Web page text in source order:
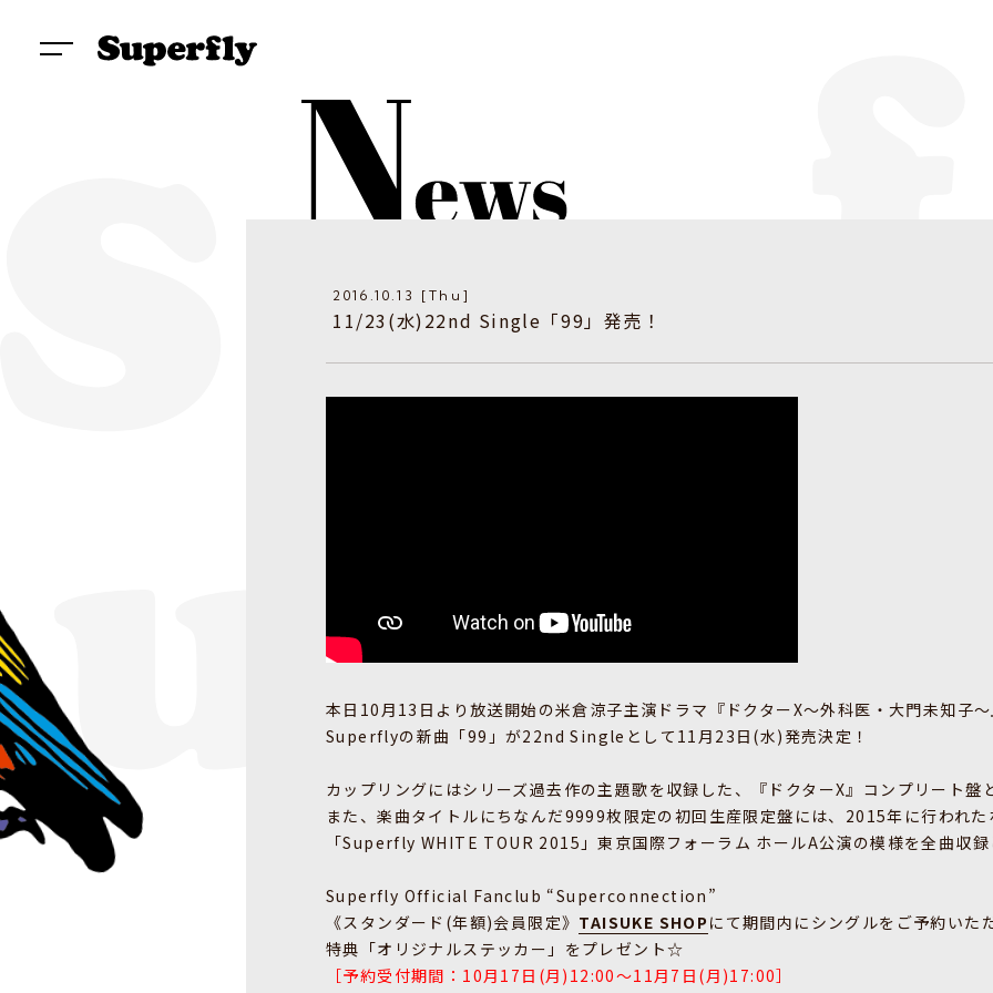
2016.10.13 [Thu]
11/23(水)22nd Single「99」発売！
本日10月13日より放送開始の米倉涼子主演ドラマ『ドクターX〜外科医・大門未知子
Superflyの新曲「99」が22nd Singleとして11月23日(水)発売決定！
カップリングにはシリーズ過去作の主題歌を収録した、『ドクターX』コンプリート盤​
また、楽曲タイトルにちなんだ9999枚限定の初回生産限定盤には、2015年に行われた
「Superfly WHITE TOUR 2015」東京国際フォーラム ホールA公演の模様を全曲収
Superfly Official Fanclub “Superconnection”
《スタンダード(年額)会員限定》 TAISUKE SHOP にて期間内にシングルをご予約いた
特典「オリジナルステッカー」をプレゼント☆
［予約受付期間：10月17日(月)12:00〜11月7日(月)17:00］